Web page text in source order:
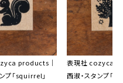
products｜
プ「squirrel」
表現社 cozyca
西淑・スタンプ「